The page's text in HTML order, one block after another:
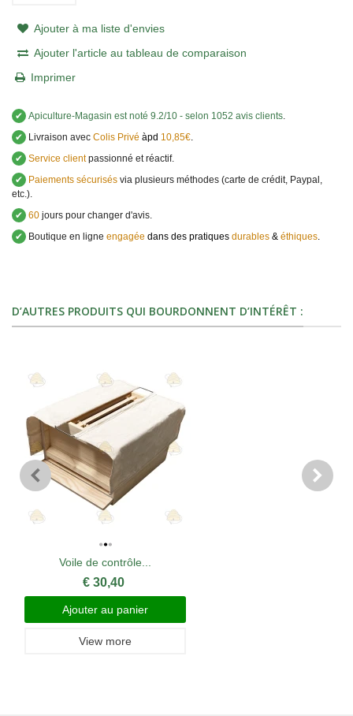
Ajouter à ma liste d'envies
Ajouter l'article au tableau de comparaison
Imprimer
✔ Apiculture-Magasin est noté 9.2/10 - selon 1052 avis clients.
✔
Livraison avec Colis Privé àpd 10,85€.
✔ Service clientpassionné et réactif.
✔
Paiements sécurisés via plusieurs méthodes (carte de crédit, Paypal,
etc.).
✔ 60 jours pour changer d'avis.
✔
Boutique en ligne engagée dans des pratiques durables & éthiques.
D’AUTRES PRODUITS QUI BOURDONNENT D’INTÉRÊT :
Voile de contrôle...
€ 30,40
Ajouter au panier
View more